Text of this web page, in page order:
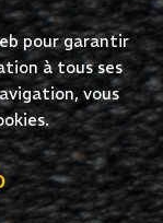
pour garantir
à tous ses
vous